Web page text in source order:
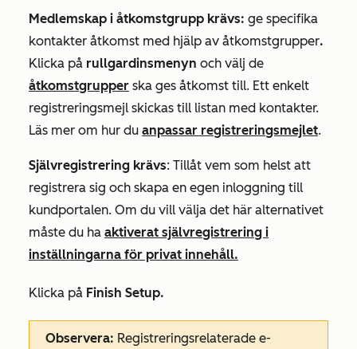
Medlemskap i åtkomstgrupp krävs: ge specifika
kontakter åtkomst med hjälp av åtkomstgrupper.
Klicka på rullgardinsmenyn och välj de
åtkomstgrupper ska ges åtkomst till. Ett enkelt
registreringsmejl skickas till listan med kontakter.
Läs mer om hur du anpassar registreringsmejlet.
Självregistrering krävs: Tillåt vem som helst att
registrera sig och skapa en egen inloggning till
kundportalen. Om du vill välja det här alternativet
måste du ha aktiverat självregistrering i
inställningarna för privat innehåll.
Klicka på Finish Setup.
Observera: Registreringsrelaterade e-